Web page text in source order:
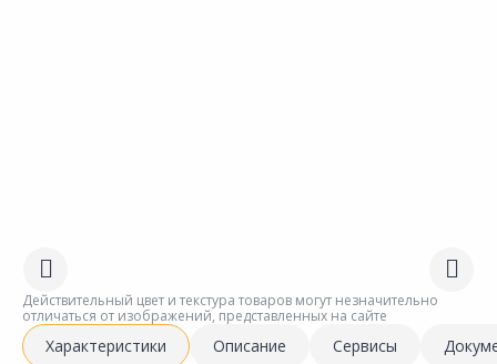
Действительный цвет и текстура товаров могут незначительно
отличаться от изображений, представленных на сайте
Характеристики Описание Сервисы